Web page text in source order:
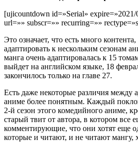
[ujicountdown id=»Serial» expire=»2021/
url=»» subscr=»» recurring=»»
Это означает, что есть много
адаптировать к нескольким сезонам
манга очень адаптировалась к 15
выйдет на английском языке, 18
закончилось только на главе 27.
Есть даже некоторые различия между
аниме более понятным. Каждый
2-й сезон этого комедийного аниме,
старый твит от автора, в котором все
комментирующие, что они хотят еще
которые и читают, и не читают мангу,